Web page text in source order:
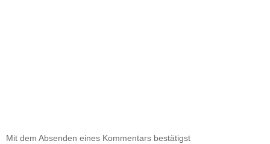
Mit dem Absenden eines Kommentars bestätigst